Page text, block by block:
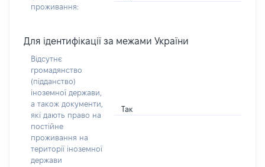
проживання:
Для ідентифікації за межами України
Відсутнє
громадянство
(підданство)
іноземної держави,
а також документи,
які дають право на
постійне
проживання на
території іноземної
держави
Так